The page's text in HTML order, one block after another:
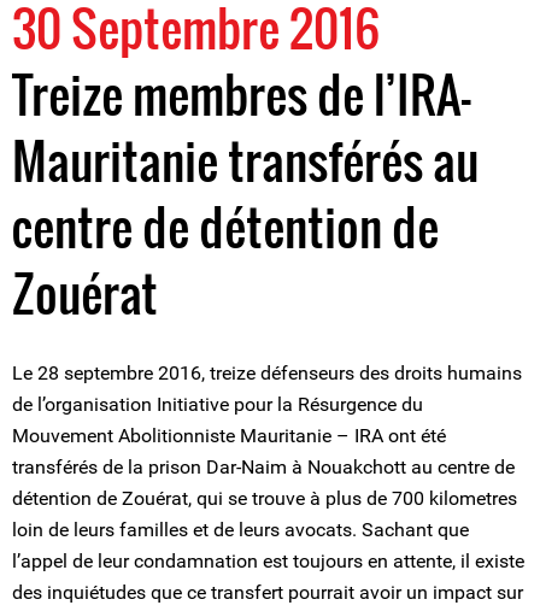
30 Septembre 2016
Treize membres de l’IRA-
Mauritanie transférés au
centre de détention de
Zouérat
Le 28 septembre 2016, treize défenseurs des droits humains
de l’organisation Initiative pour la Résurgence du
Mouvement Abolitionniste Mauritanie – IRA ont été
transférés de la prison Dar-Naim à Nouakchott au centre de
détention de Zouérat, qui se trouve à plus de 700 kilometres
loin de leurs familles et de leurs avocats. Sachant que
l’appel de leur condamnation est toujours en attente, il existe
des inquiétudes que ce transfert pourrait avoir un impact sur